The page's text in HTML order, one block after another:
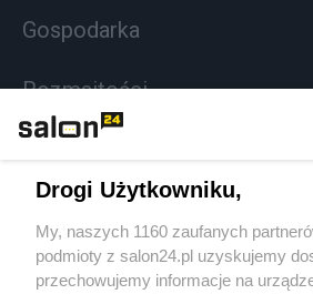
Gospodarka
Rozmaitości
Sport
Społeczeństwo
Drogi Użytkowniku,
My, naszych 1160 zaufanych
podmioty z salon24.pl uzyskujemy
przechowujemy informacje na